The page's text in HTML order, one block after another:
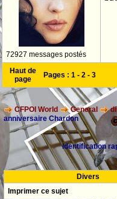
72927 messages postés
Haut de
page
Pages : 1 - 2 - 3
CFPOI World General
anniversaire Chardon
Identification
Divers
Imprimer ce sujet